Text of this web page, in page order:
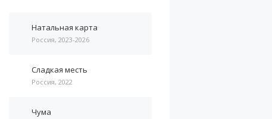
Натальная карта
Россия, 2023-2026
Сладкая месть
Россия, 2022
Чума